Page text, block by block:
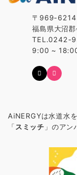
〒969-6214
福島県大沼
TEL.0242-
9:00 ~ 18:00
AiNERGYは水道水
「 スミッチ 」のアン